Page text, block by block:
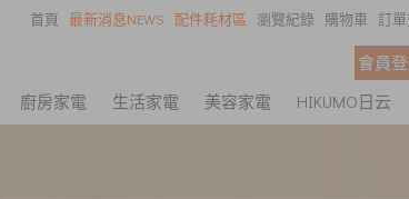
首頁 最新消息NEWS 配件耗材區 瀏覽紀錄 購物車 訂
會員
廚房家電 生活家電 美容家電 HIKUMO日云